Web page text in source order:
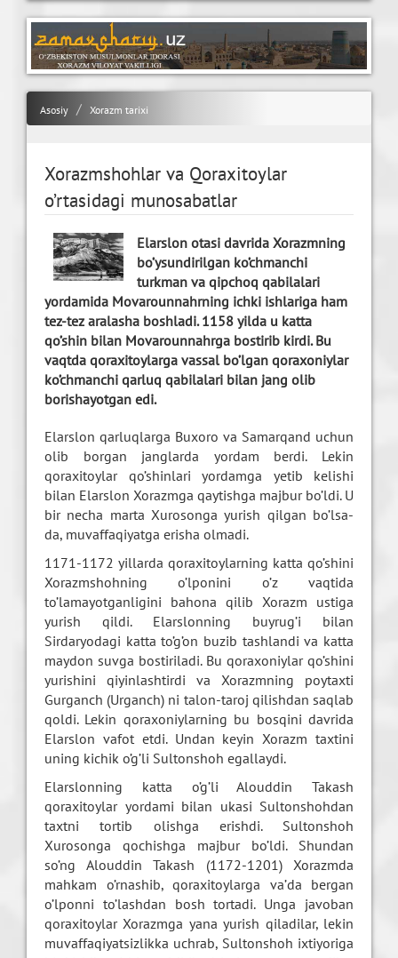
Asosiy Xorazm tarixi
Xorazmshohlar va Qoraxitoylar
o’rtasidagi munosabatlar
Elarslon otasi davrida Xorazmning
bo’ysundirilgan ko’chmanchi
turkman va qipchoq qabilalari
yordamida Movarounnahrning ichki ishlariga ham
tez-tez aralasha boshladi. 1158 yilda u katta
qo’shin bilan Movarounnahrga bostirib kirdi. Bu
vaqtda qoraxitoylarga vassal bo’lgan qoraxoniylar
ko’chmanchi qarluq qabilalari bilan jang olib
borishayotgan edi.
Elarslon qarluqlarga Buxoro va Samarqand uchun
olib borgan janglarda yordam berdi. Lekin
qoraxitoylar qo’shinlari yordamga yetib kelishi
bilan Elarslon Xorazmga qaytishga majbur bo’ldi. U
bir necha marta Xurosonga yurish qilgan bo’lsa-
da, muvaffaqiyatga erisha olmadi.
1171-1172 yillarda qoraxitoylarning katta qo’shini
Xorazmshohning o’lponini o’z vaqtida
to’lamayotganligini bahona qilib Xorazm ustiga
yurish qildi. Elarslonning buyrug’i bilan
Sirdaryodagi katta to’g’on buzib tashlandi va katta
maydon suvga bostiriladi. Bu qoraxoniylar qo’shini
yurishini qiyinlashtirdi va Xorazmning poytaxti
Gurganch (Urganch) ni talon-taroj qilishdan saqlab
qoldi. Lekin qoraxoniylarning bu bosqini davrida
Elarslon vafot etdi. Undan keyin Xorazm taxtini
uning kichik o’g’li Sultonshoh egallaydi.
Elarslonning katta o’g’li Alouddin Takash
qoraxitoylar yordami bilan ukasi Sultonshohdan
taxtni tortib olishga erishdi. Sultonshoh
Xurosonga qochishga majbur bo’ldi. Shundan
so’ng Alouddin Takash (1172-1201) Xorazmda
mahkam o’rnashib, qoraxitoylarga va’da bergan
o’lponni to’lashdan bosh tortadi. Unga javoban
qoraxitoylar Xorazmga yana yurish qiladilar, lekin
muvaffaqiyatsizlikka uchrab, Sultonshoh ixtiyoriga